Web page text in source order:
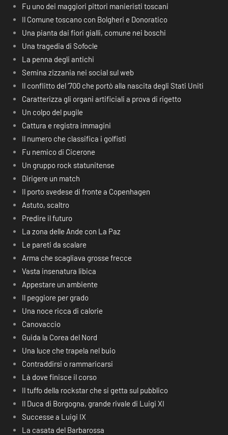
Fu uno dei maggiori pittori manieristi toscani
Il Comune toscano con Bolgheri e Donoratico
Una pianta dai fiori gialli, comune nei boschi
Una tragedia di Sofocle
La penna degli antichi
Semina zizzania nei social sul web
Il conflitto del ‘700 che portò alla nascita degli Stati Uniti
Caratterizza gli organi artificiali a prova di rigetto
Un colpo del pugile
Cattura e registra immagini
Il numero che classifica i golfisti
Fu nemico di Cicerone
Un gruppo rock statunitense
Dirigere un match
Il porto svedese di fronte a Copenhagen
Astuto, scaltro
Predire il futuro
La zona delle Ande con La Paz
Le pareti da scalare
Arma che scagliava grosse frecce
Vasta insenatura libica
Appestare un ambiente
Il peggiore per grado
Una noce ricca di calorie
Canovaccio
Guida la Corea del Nord
Una luce che trapela nel buio
Contraddirsi o rammaricarsi
Là dove finisce il corso
Il tuffo della rockstar che si getta sul pubblico
Il Duca di Borgogna, grande rivale di Luigi XI
Successe a Luigi IX
La casata del Barbarossa